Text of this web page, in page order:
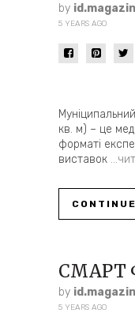
by
5 YEARS AGO
кв. м) – це
форматі
виставок
СМАРТ
by
5 YEARS AGO